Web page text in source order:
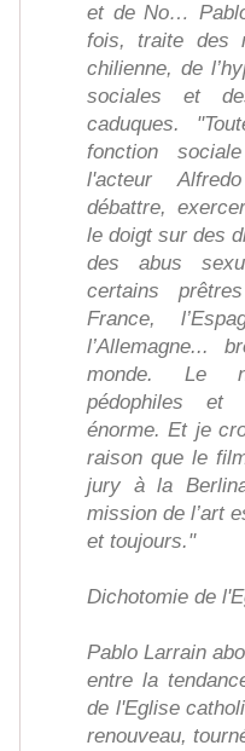
et de No…
fois, traite des
chilienne, de
sociales et
caduques.
fonction
l'acteur
débattre,
le doigt sur des
des abus
certains
France,
l’Allemagne...
monde. Le
pédophiles et
énorme. Et je
raison que le
jury à la
mission de l’art
et toujours."
Dichotomie de
Pablo Larrain
entre la
de l'Eglise
renouveau,